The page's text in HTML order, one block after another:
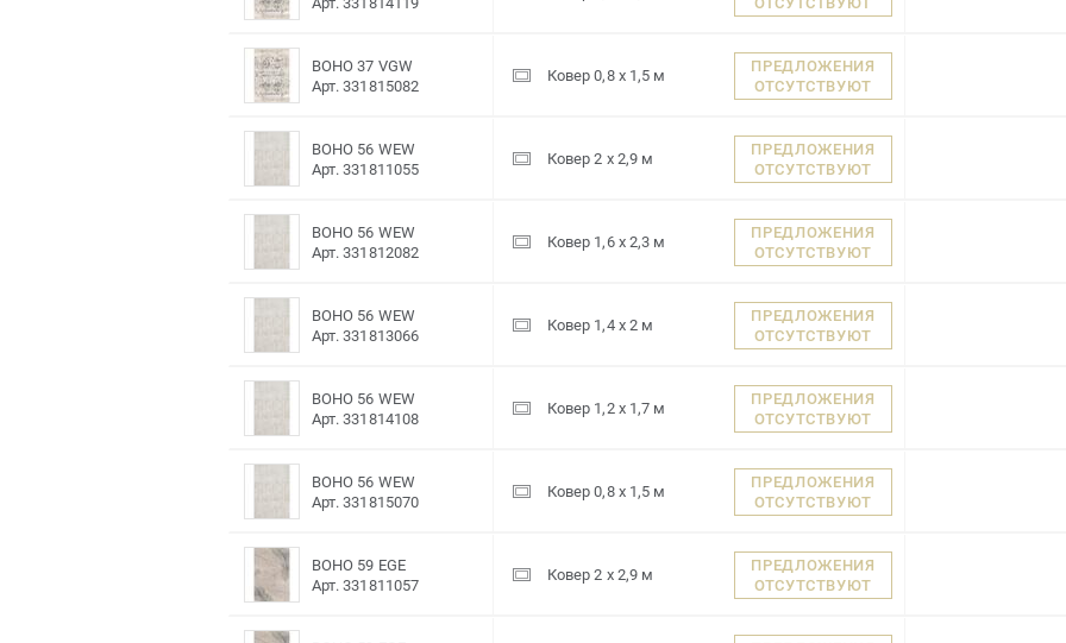
BOHO 37 VGW
Арт. 331815082
Ковер 0,8 x 1,5 м
ПРЕДЛОЖЕНИЯ
ОТСУТСТВУЮТ
BOHO 56 WEW
Арт. 331811055
Ковер 2 x 2,9 м
ПРЕДЛОЖЕНИЯ
ОТСУТСТВУЮТ
BOHO 56 WEW
Арт. 331812082
Ковер 1,6 x 2,3 м
ПРЕДЛОЖЕНИЯ
ОТСУТСТВУЮТ
BOHO 56 WEW
Арт. 331813066
Ковер 1,4 x 2 м
ПРЕДЛОЖЕНИЯ
ОТСУТСТВУЮТ
BOHO 56 WEW
Арт. 331814108
Ковер 1,2 x 1,7 м
ПРЕДЛОЖЕНИЯ
ОТСУТСТВУЮТ
BOHO 56 WEW
Арт. 331815070
Ковер 0,8 x 1,5 м
ПРЕДЛОЖЕНИЯ
ОТСУТСТВУЮТ
BOHO 59 EGE
Арт. 331811057
Ковер 2 x 2,9 м
ПРЕДЛОЖЕНИЯ
ОТСУТСТВУЮТ